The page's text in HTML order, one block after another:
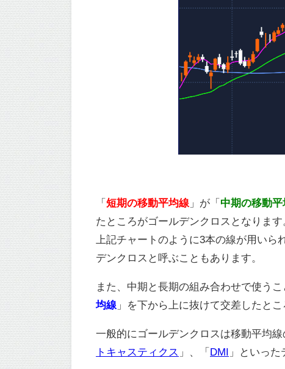
「 短期の移動平均線 」が「 中期の移動平
たところがゴールデンクロスとなります
上記チャートのように3本の線が用い
デンクロスと呼ぶこともあります。
また、中期と長期の組み合わせで使う
均線 」を下から上に抜けて交差したと
一般的にゴールデンクロスは移動平均
トキャスティクス 」、「 DMI 」といっ